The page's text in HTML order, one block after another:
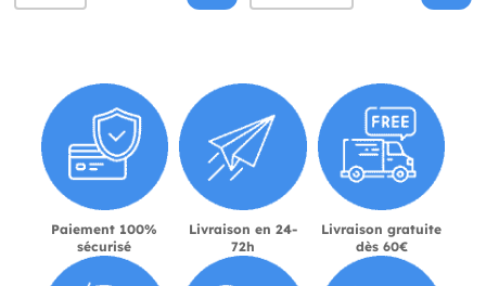
Paiement 100%
sécurisé
Livraison en 24-
72h
Livraison gratuite
dès 60€